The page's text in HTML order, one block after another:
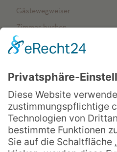
Gästewegweiser
Zimmer buchen
NETZWERK
Arenberger Dominikanerinnen
op-schreibt
Vincenzhaus Oberhausen